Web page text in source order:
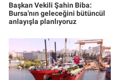
Başkan Vekili Şahin Biba:
Bursa'nın geleceğini bütüncül
anlayışla planlıyoruz